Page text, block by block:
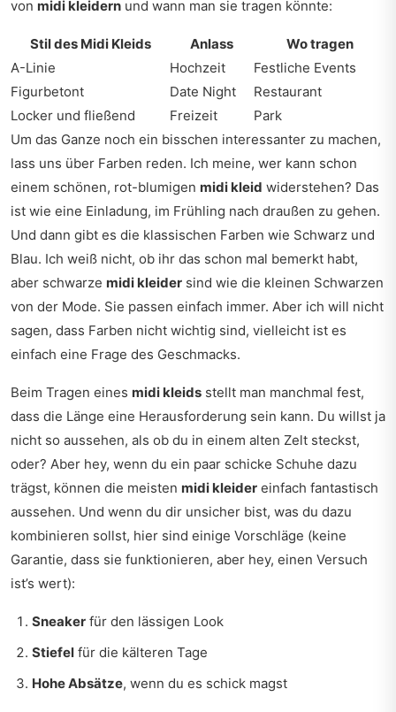
von midi kleidern und wann man sie tragen könnte:
Stil des Midi Kleids Anlass
Wo tragen
A-Linie
Hochzeit
Festliche Events
Figurbetont
Date Night
Restaurant
Locker und fließend
Freizeit
Park
Um das Ganze noch ein bisschen interessanter zu machen,
lass uns über Farben reden. Ich meine, wer kann schon
einem schönen, rot-blumigen midi kleid widerstehen? Das
ist wie eine Einladung, im Frühling nach draußen zu gehen.
Und dann gibt es die klassischen Farben wie Schwarz und
Blau. Ich weiß nicht, ob ihr das schon mal bemerkt habt,
aber schwarze midi kleider sind wie die kleinen Schwarzen
von der Mode. Sie passen einfach immer. Aber ich will nicht
sagen, dass Farben nicht wichtig sind, vielleicht ist es
einfach eine Frage des Geschmacks.
Beim Tragen eines midi kleids stellt man manchmal fest,
dass die Länge eine Herausforderung sein kann. Du willst ja
nicht so aussehen, als ob du in einem alten Zelt steckst,
oder? Aber hey, wenn du ein paar schicke Schuhe dazu
trägst, können die meisten midi kleider einfach fantastisch
aussehen. Und wenn du dir unsicher bist, was du dazu
kombinieren sollst, hier sind einige Vorschläge (keine
Garantie, dass sie funktionieren, aber hey, einen Versuch
ist’s wert):
Sneaker für den lässigen Look
Stiefel für die kälteren Tage
Hohe Absätze, wenn du es schick magst